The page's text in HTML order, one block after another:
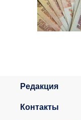
Редакция
Контакты